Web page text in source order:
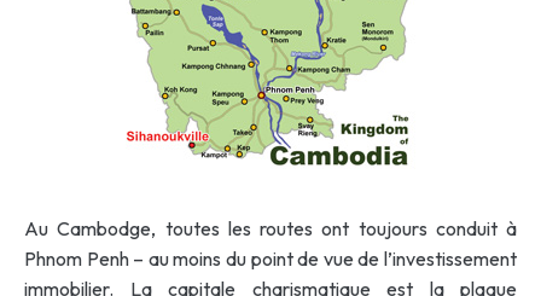
Au Cambodge, toutes les routes ont toujours conduit à
Phnom Penh – au moins du point de vue de l’investissement
immobilier. La capitale charismatique est la plaque